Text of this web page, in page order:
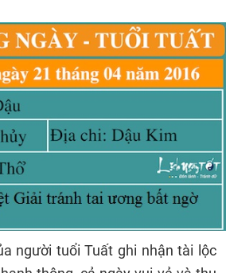
người tuổi Tuất ghi nhận tài lộc